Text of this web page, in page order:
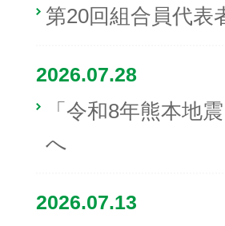
第20回組合員代表
2026.07.28
「令和8年熊本地
へ
2026.07.13